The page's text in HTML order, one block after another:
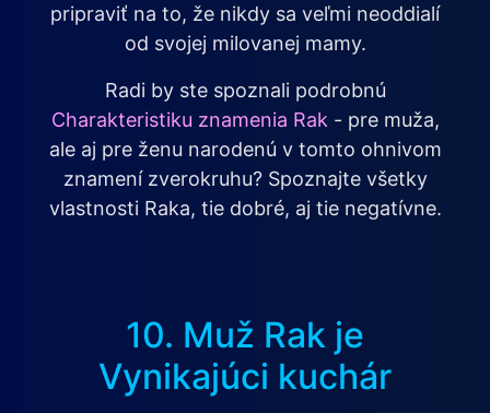
pripraviť na to, že nikdy sa veľmi neoddialí
od svojej milovanej mamy.
Radi by ste spoznali podrobnú
Charakteristiku znamenia Rak - pre muža,
ale aj pre ženu narodenú v tomto ohnivom
znamení zverokruhu? Spoznajte všetky
vlastnosti Raka, tie dobré, aj tie negatívne.
10. Muž Rak je
Vynikajúci kuchár